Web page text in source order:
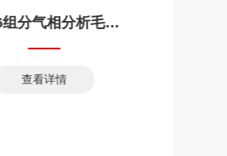
院校用免维护氢气发生器